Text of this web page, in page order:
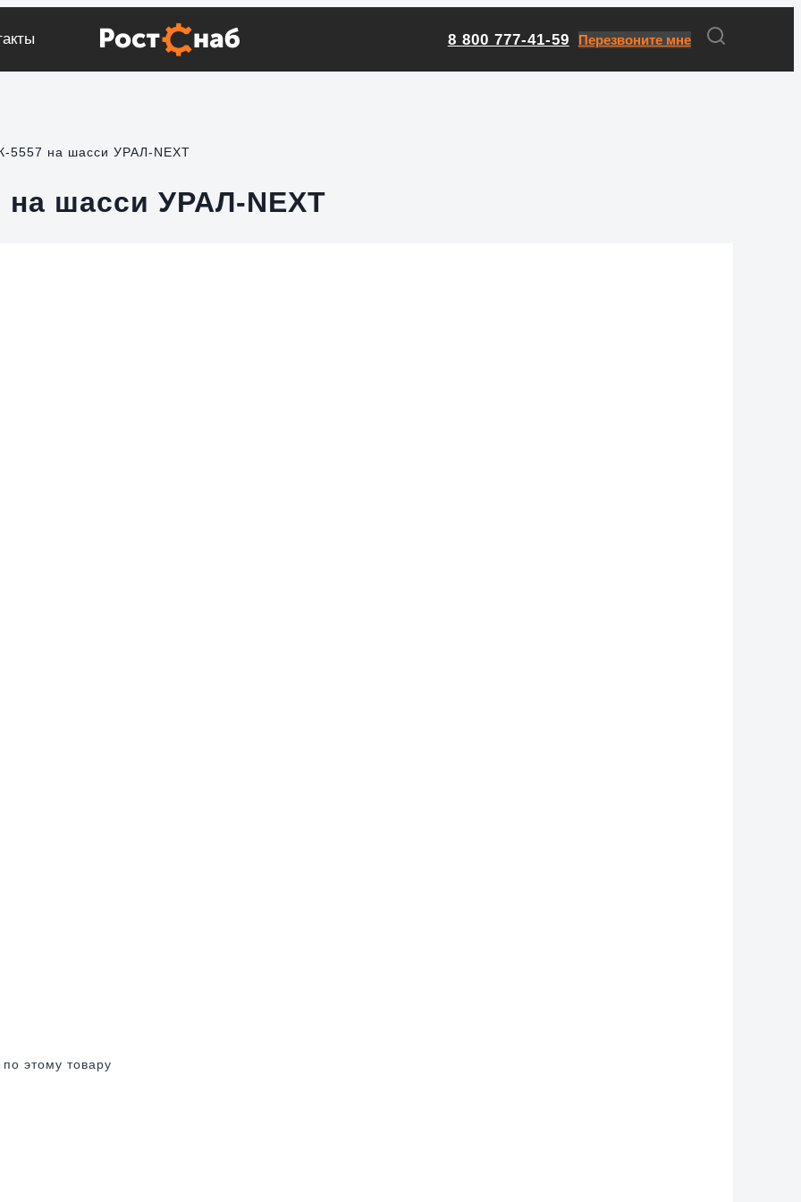
8 800 777-41-59 Перезвоните мне
5557 на шасси УРАЛ-NEXT
шасси УРАЛ-NEXT
этому товару